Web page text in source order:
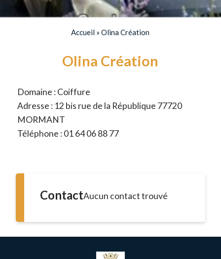
Accueil »Olina Création
Olina Création
Domaine : Coiffure
Adresse : 12 bis rue de la République 77720
MORMANT
Téléphone : 01 64 06 88 77
ContactAucun contact trouvé